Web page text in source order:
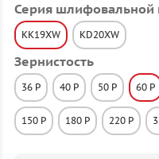
Серия шлифовальной
KK19XW KD20XW
Зернистость
36 P 40 P 50 P 60 P
150 P 180 P 220 P